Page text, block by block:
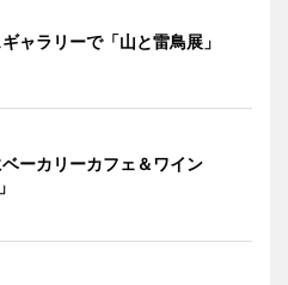
ャラリーで「山と雷鳥展」
ーカリーカフェ＆ワイン